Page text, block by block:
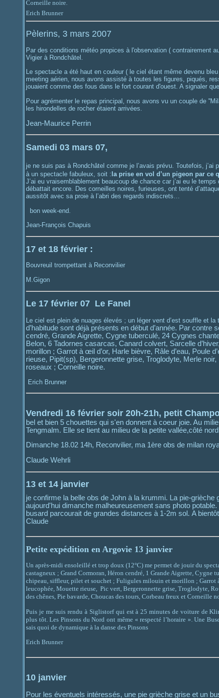
Corneille noire.
Erich Brunner
Pèlerins, 3 mars 2007
Par des conditions météo propices à l'observation ( contrairement
Vigier à Rondchâtel.
Le spectacle a été haut en couleur ( le ciel étant même devenu
meeting aérien, nous avons assisté à toutes les figures, piqués,
jouaient comme des fous dans le fort courant d'ouest. A signaler
Pour agrémenter le repas principal, nous avons vu un couple de
les hirondelles de rocher étaient arrivées.
Jean-Maurice Perrin
Samedi 03 mars 07,
je ne suis pas à Rondchâtel comme je l’avais prévu. Toutefois,
à un spectacle fabuleux, soit : la prise en vol d’un pigeon par ce
J’ai eu vraisemblablement beaucoup de chance car j’ai eu le
débattait encore. Des corneilles noires, furieuses, ont tenté
aussitôt avec sa proie à l’abri des regards indiscrets…
bon week-end.
Jean-François Chapuis
17 et 18 février :
Bouvreuil trompettant à Reconvilier
M.Gigon
Le 17 février 07 Le Fanel
Le ciel est plein de nuages élevés ; un léger vent d’est souffle et la
d’habitude sont déjà présents en début d’année. Par
cendré, Grande Aigrette, Cygne tuberculé, 24 Cygnes
Belon, 6 Tadornes casarcas, Canard colvert, Sarcelle
morillon ; Garrot à œil d’or, Harle bièvre, Râle d’eau, Poule
rieuse, Pipit(sp), Bergeronnette grise, Troglodyte, Merle
roseaux ; Corneille noire.
Erich Brunner
Vendredi 16 février soir 20h-21h, petit
bel et bien 5 chouettes qui s'en donnent à coeur joie. Au
Tengmalm. Elle se tient au milieu de la petite vallée,côté
Dimanche 18.02 14h, Reconvilier, ma 1ère obs de milan
Claude Wehrli
13 et 14 janvier
je confirme la belle obs de John à la krummi. La pie-
aujourd'hui dimanche malheureusement sans photo
busard parcourait de grandes distances à 1-2m sol. A
Claude
Petite expédition en Argovie 13 janvier
Un après-midi ensoleillé et trop doux (12°C) me permet de jouir du
castagneux ; Grand Cormoran, Héron cendré, 1 Grande Aigrette, Cygne
chipeau, siffleur, pilet et souchet ; Fuligules milouin et morillon ; Garrot
leucophée, Mouette rieuse, Pic vert, Bergeronnette grise, Troglodyte,
des chênes, Pie bavarde, Choucas des tours, Corbeau freux et Corneille
Puis je me suis rendu à Siglistorf qui est à 25 minutes de voiture de
plus tôt. Les Pinsons du Nord ont même « respecté l’horaire ». Une
sais quoi de dynamique à la danse des Pinsons
Erich Brunner
10 janvier
Pour les éventuels intéressés, une pie grièche grise et un